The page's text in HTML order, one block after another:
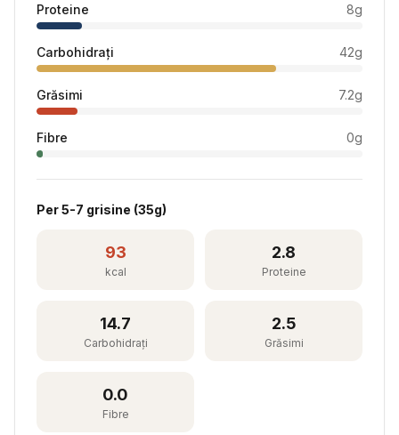
Proteine 8g
Carbohidrați 42g
Grăsimi 7.2g
Fibre 0g
Per5-7 grisine (35g)
93
kcal
2.8
Proteine
14.7
Carbohidrați
2.5
Grăsimi
0.0
Fibre